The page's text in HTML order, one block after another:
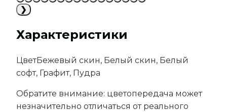
❯
Характеристики
ЦветБежевый скин, Белый скин, Белый
софт, Графит, Пудра
Обратите внимание: цветопередача может
незначительно отличаться от реального